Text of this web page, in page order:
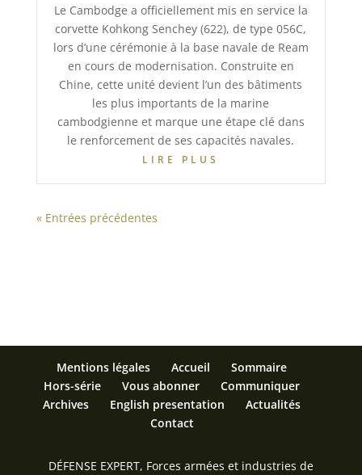
Le Cambodge a officiellement mis en service la
corvette Kohkong Senchey (622), de type 056C,
lors d’une cérémonie à la base navale de Ream
en cours de modernisation. Construite en
Chine, cette unité devient l’un des bâtiments
les plus importants de la marine
cambodgienne et marque une étape clé dans
le renforcement de ses capacités navales.
LIRE PLUS
« Entrées précédentes
Mentions légales Accueil
Sommaire
Hors-série
Vous abonner
Communiquer
Archives
English presentation
Actualités
Contact
DÉFENSE EXPERT, Forces armées et industries de